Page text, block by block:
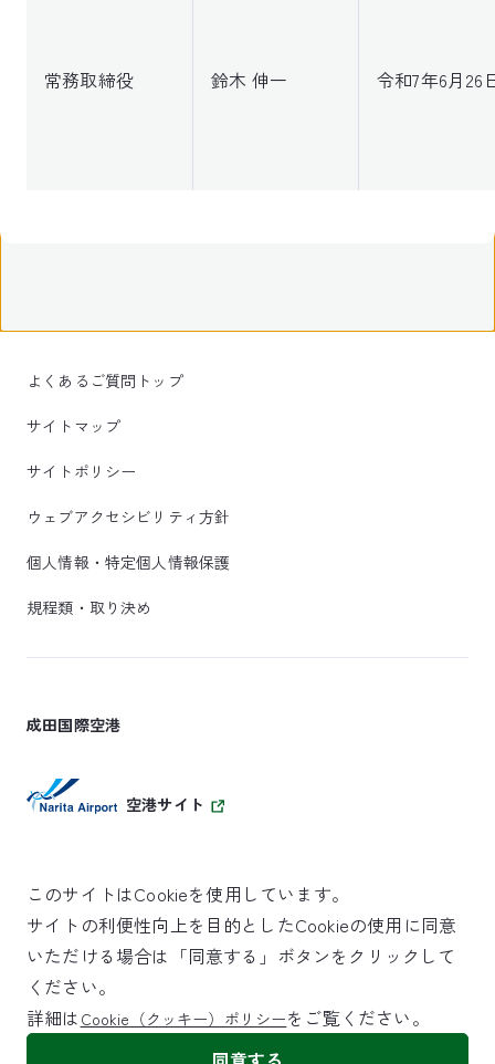
常務取締役 鈴木 伸一 令和7年6月26
よくあるご質問トップ
サイトマップ
サイトポリシー
ウェブアクセシビリティ方針
個人情報・特定個人情報保護
規程類・取り決め
成田国際空港
空港サイト
SKYTRAX
5スターエアポート
©NARITA INTERNATIONAL AIRPORT CORPORATION
このサイトはCookieを使用しています。
サイトの利便性向上を目的としたCookieの使用に同意
いただける場合は「同意する」ボタンをクリックして
ください。
詳細は Cookie（クッキー）ポリシーをご覧ください。